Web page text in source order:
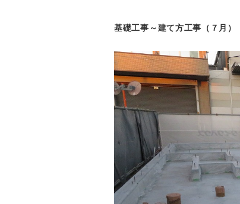
基礎工事～建て方工事（７月）